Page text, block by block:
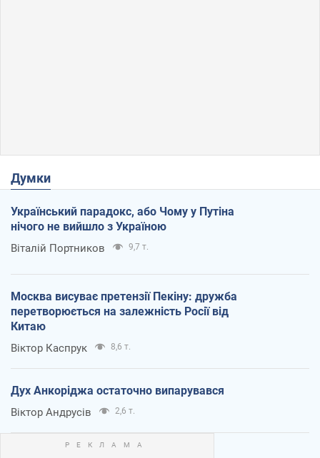
Думки
Український парадокс, або Чому у Путіна
нічого не вийшло з Україною
Віталій Портников 9,7 т.
Москва висуває претензії Пекіну: дружба
перетворюється на залежність Росії від
Китаю
Віктор Каспрук 8,6 т.
Дух Анкоріджа остаточно випарувався
Віктор Андрусів 2,6 т.